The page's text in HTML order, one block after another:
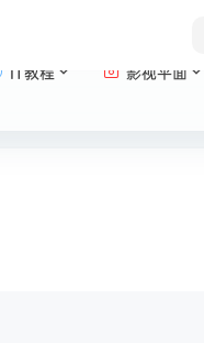
IT教程 影视平面